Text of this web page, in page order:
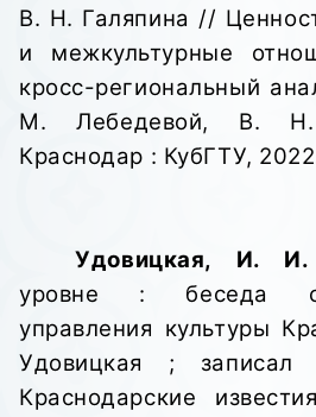
В. Н. Галяпина //
и межкультурные
кросс-региональный
М. Лебедевой, В. Н.
Краснодар : КубГТУ,
Удовицкая, И.
уровне : беседа с
управления культуры
Удовицкая ;
Краснодарские